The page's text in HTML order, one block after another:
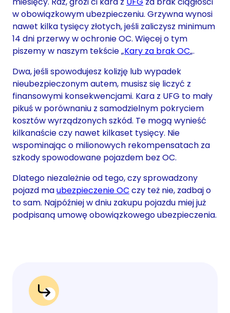
w obowiązkowym ubezpieczeniu. Grzywna wynosi
nawet kilka tysięcy złotych, jeśli zaliczysz minimum
14 dni przerwy w ochronie OC. Więcej o tym
piszemy w naszym tekście „Kary za brak OC„.
Dwa, jeśli spowodujesz kolizję lub wypadek
nieubezpieczonym autem, musisz się liczyć z
finansowymi konsekwencjami. Kara z UFG to mały
pikuś w porównaniu z samodzielnym pokryciem
kosztów wyrządzonych szkód. Te mogą wynieść
kilkanaście czy nawet kilkaset tysięcy. Nie
wspominając o milionowych rekompensatach za
szkody spowodowane pojazdem bez OC.
Dlatego niezależnie od tego, czy sprowadzony
pojazd maubezpieczenie OC czy też nie, zadbaj o
to sam. Najpóźniej w dniu zakupu pojazdu miej już
podpisaną umowę obowiązkowego ubezpieczenia.